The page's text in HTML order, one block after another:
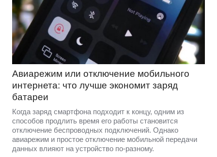
Авиарежим или отключение мобильного
интернета: что лучше экономит заряд
батареи
Когда заряд смартфона подходит к концу, одним из
способов продлить время его работы становится
отключение беспроводных подключений. Однако
авиарежим и простое отключение мобильной передачи
данных влияют на устройство по-разному.